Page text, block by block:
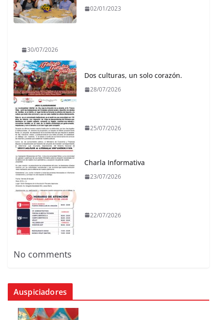
02/01/2023
30/07/2026
Dos culturas, un solo corazón.
28/07/2026
25/07/2026
Charla Informativa
23/07/2026
22/07/2026
No comments
Auspiciadores